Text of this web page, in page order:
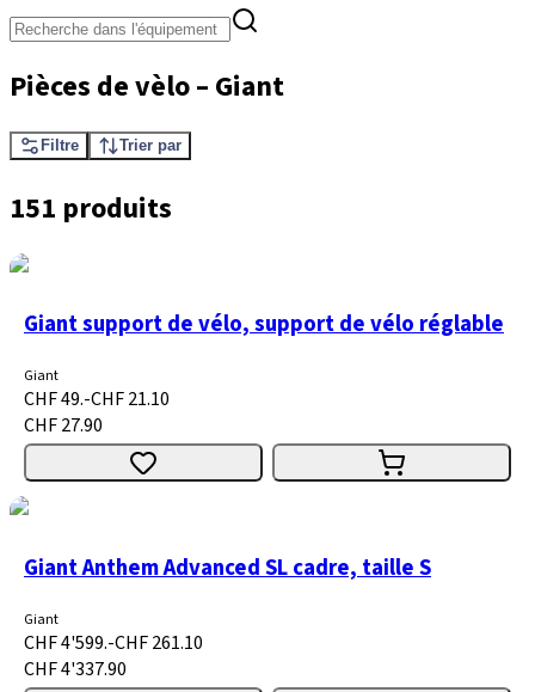
Pièces de vèlo– Giant
Filtre Trier par
151 produits
Giant support de vélo, support de vélo réglable
Giant
CHF 49.-CHF 21.10
CHF 27.90
Giant Anthem Advanced SL cadre, taille S
Giant
CHF 4'599.-CHF 261.10
CHF 4'337.90